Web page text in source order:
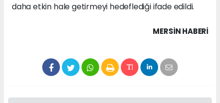
daha etkin hale getirmeyi hedeflediği ifade edildi.
MERSIN HABERİ